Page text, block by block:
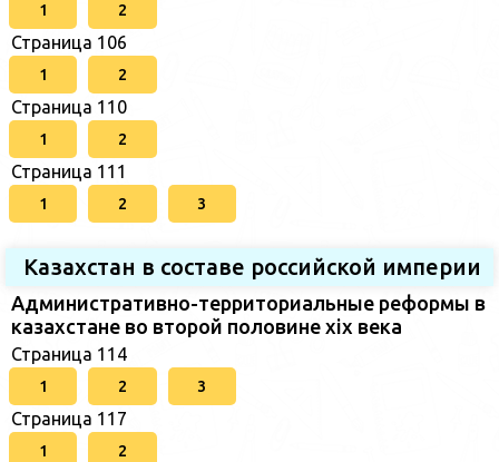
1 2
Страница 106
1 2
Страница 110
1 2
Страница 111
1 2 3
Казахстан в составе российской империи
Административно-территориальные реформы в
казахстане во второй половине xix века
Страница 114
1 2 3
Страница 117
1 2